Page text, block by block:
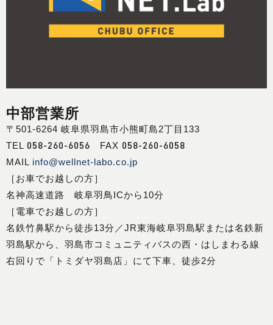
中部営業所
〒501-6264 岐阜県羽島市小熊町島2丁目133
TEL 058-260-6056 FAX 058-260-6058
MAIL info@wellnet-labo.co.jp
［お車でお越しの方］
名神高速道路 岐阜羽鳥ICから10分
［電車でお越しの方］
名鉄竹鼻駅から徒歩13分／JR東海岐阜羽島駅または名鉄新
羽島駅から、羽島市コミュニティバスの西・はしまわる線
右回りで「トミダヤ羽島店」にて下車、徒歩2分